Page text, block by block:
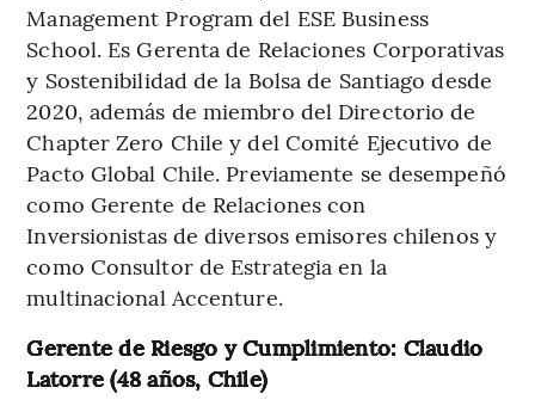
Management Program del ESE Business
School. Es Gerenta de Relaciones Corporativas
y Sostenibilidad de la Bolsa de Santiago desde
2020, además de miembro del Directorio de
Chapter Zero Chile y del Comité Ejecutivo de
Pacto Global Chile. Previamente se desempeñó
como Gerente de Relaciones con
Inversionistas de diversos emisores chilenos y
como Consultor de Estrategia en la
multinacional Accenture.
Gerente de Riesgo y Cumplimiento: Claudio
Latorre (48 años, Chile)